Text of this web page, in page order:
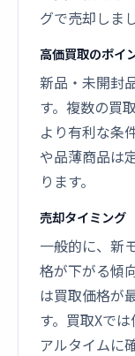
グで売却しま
高価買取のポイ
新品・未開封
す。複数の買
より有利な条
や品薄商品は
ります。
売却タイミング
一般的に、新
格が下がる傾
は買取価格が
す。買取Xで
アルタイムに